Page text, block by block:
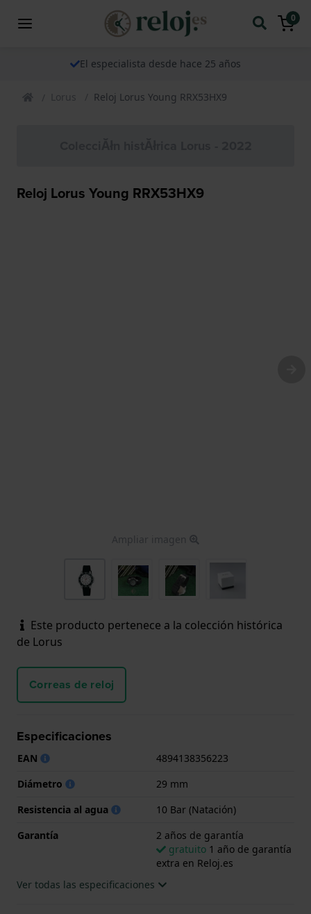
0
El especialista desde hace 25 años
Lorus Reloj Lorus Young RRX53HX9
Reloj Lorus Young RRX53HX9
Ampliar imagen
Este producto pertenece a la colección histórica
de Lorus
Correas de reloj
Especificaciones
EAN
4894138356223
Diámetro
29 mm
Resistencia al agua
10 Bar (Natación)
Garantía
2 años de garantía
gratuito 1 año de garantía
extra en Reloj.es
Ver todas las especificaciones